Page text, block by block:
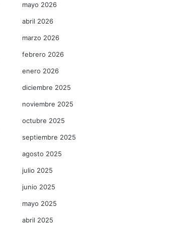
mayo 2026
abril 2026
marzo 2026
febrero 2026
enero 2026
diciembre 2025
noviembre 2025
octubre 2025
septiembre 2025
agosto 2025
julio 2025
junio 2025
mayo 2025
abril 2025